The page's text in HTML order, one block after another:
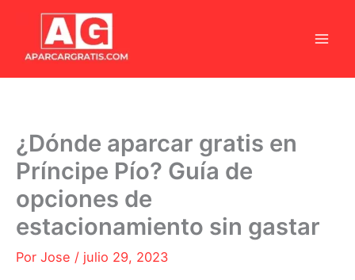
contenido
¿Dónde aparcar gratis en
Príncipe Pío? Guía de
opciones de
estacionamiento sin gastar
Por Jose / julio 29, 2023